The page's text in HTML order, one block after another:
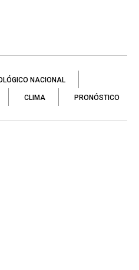
NACIONAL
CLIMA PRONÓSTICO